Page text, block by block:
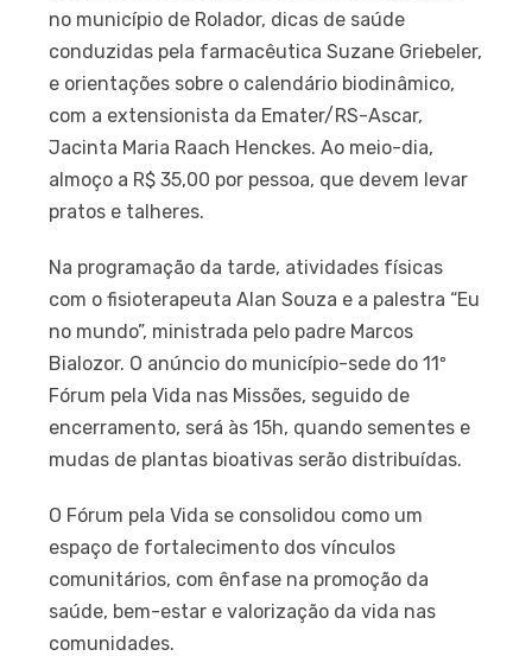
no município de Rolador, dicas de saúde
conduzidas pela farmacêutica Suzane Griebeler,
e orientações sobre o calendário biodinâmico,
com a extensionista da Emater/RS-Ascar,
Jacinta Maria Raach Henckes. Ao meio-dia,
almoço a R$ 35,00 por pessoa, que devem levar
pratos e talheres.
Na programação da tarde, atividades físicas
com o fisioterapeuta Alan Souza e a palestra “Eu
no mundo”, ministrada pelo padre Marcos
Bialozor. O anúncio do município-sede do 11º
Fórum pela Vida nas Missões, seguido de
encerramento, será às 15h, quando sementes e
mudas de plantas bioativas serão distribuídas.
O Fórum pela Vida se consolidou como um
espaço de fortalecimento dos vínculos
comunitários, com ênfase na promoção da
saúde, bem-estar e valorização da vida nas
comunidades.